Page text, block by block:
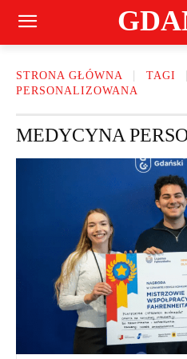
STRONA GŁÓWNA TAGI
PERSONALIZOWANA
MEDYCYNA